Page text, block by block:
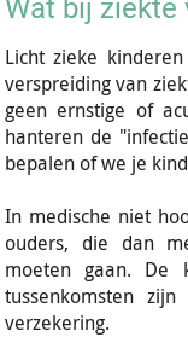
Wat bij ziekte
Licht zieke
verspreiding van
geen ernstige of
hanteren de
bepalen of we je
In medische niet
ouders, die dan
moeten gaan. De
tussenkomsten
verzekering.